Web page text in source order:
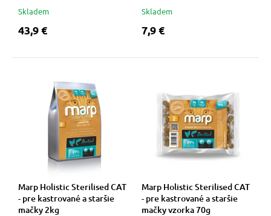
Skladem
43,9 €
Skladem
7,9 €
Marp Holistic Sterilised CAT
- pre kastrované a staršie
mačky 2kg
Marp Holistic Sterilised CAT
- pre kastrované a staršie
mačky vzorka 70g